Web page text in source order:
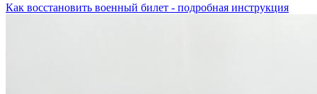
Как восстановить военный билет - подробная инструкция